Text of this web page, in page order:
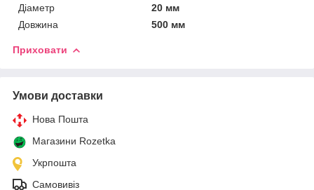
Діаметр
20 мм
Довжина
500 мм
Приховати
Умови доставки
Нова Пошта
Магазини Rozetka
Укрпошта
Самовивіз